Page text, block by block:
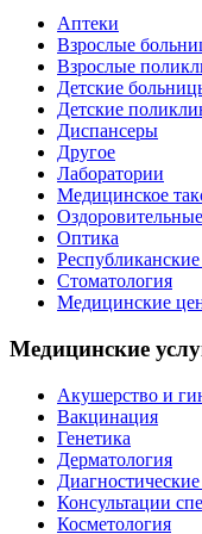
Аптеки
Взрослые
Взрослые
Детские
Детские
Диспансеры
Другое
Лаборатории
Медицинское
Оптика
Стоматология
Медицинские
Медицинские
Акушерство и
Вакцинация
Генетика
Дерматология
Консультации
Косметология